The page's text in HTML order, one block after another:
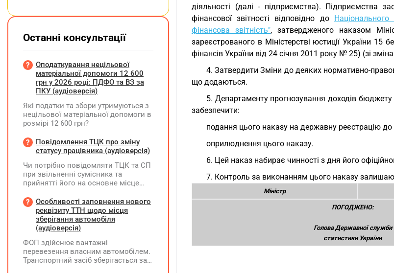
діяльності (далі - підприємства). Підприємства
фінансової звітності відповідно до
фінансова звітність", затвердженого наказом
зареєстрованого в Міністерстві юстиції України
фінансів України від 24 січня 2011 року № 25) (зі
4. Затвердити Зміни до деяких нормативно-
що додаються.
5. Департаменту прогнозування доходів бюджету
забезпечити:
подання цього наказу на державну реєстрацію до
оприлюднення цього наказу.
6. Цей наказ набирає чинності з дня його
7. Контроль за виконанням цього наказу
Міністр
ПОГОДЖЕНО:
Голова Державної служби
статистики України
Останні консультації
Оподаткування нецільової
матеріальної допомоги 12 600
грн у 2026 році: ПДФО та ВЗ за
ПКУ (аудіоверсія)
Які податки та збори утримуються з
нецільової матеріальної допомоги в
розмірі 12 600 грн?
Повідомлення ТЦК про зміну
статусу працівника (аудіоверсія)
Чи потрібно повідомляти ТЦК та СП
при звільненні сумісника та
прийнятті його на основне місце
Особливості заповнення нового
реквізиту ТТН щодо місця
зберігання автомобіля
(аудіоверсія)
ФОП здійснює вантажні
перевезення власним автомобілем.
Транспортний засіб зберігається за